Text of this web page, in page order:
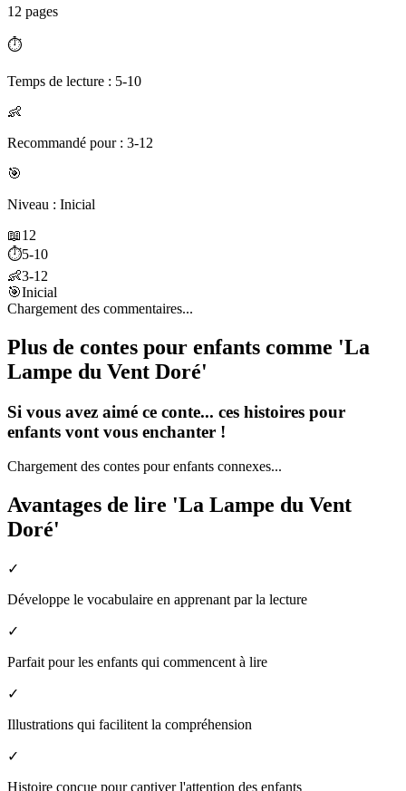
12 pages
⏱️
Temps de lecture : 5-10
👶
Recommandé pour : 3-12
🎯
Niveau : Inicial
📖12
⏱️5-10
👶3-12
🎯Inicial
Chargement des commentaires...
Plus de contes pour enfants comme 'La
Lampe du Vent Doré'
Si vous avez aimé ce conte... ces histoires pour
enfants vont vous enchanter !
Chargement des contes pour enfants connexes...
Avantages de lire 'La Lampe du Vent
Doré'
✓
Développe le vocabulaire en apprenant par la lecture
✓
Parfait pour les enfants qui commencent à lire
✓
Illustrations qui facilitent la compréhension
✓
Histoire conçue pour captiver l'attention des enfants